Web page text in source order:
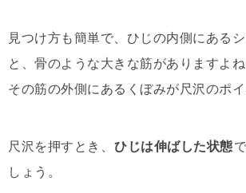
見つけ方も簡単で、ひじの内側にある
と、骨のような大きな筋がありますよね
その筋の外側にあるくぼみが尺沢のポイ
尺沢を押すとき、 ひじは伸ばした状態
しょう。